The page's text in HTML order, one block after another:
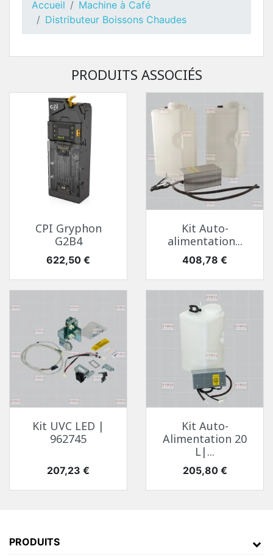
Accueil
Machine à Café
Distributeur Boissons Chaudes
PRODUITS ASSOCIÉS
CPI Gryphon
G2B4
Prix
622,50 €
Kit Auto-
alimentation...
Prix
408,78 €
Kit UVC LED |
962745
Prix
207,23 €
Kit Auto-
Alimentation 20
L|...
Prix
205,80 €
PRODUITS